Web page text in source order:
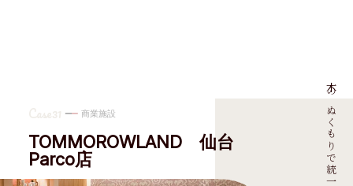
Case31 商業施設
TOMMOROWLAND 仙台
Parco店